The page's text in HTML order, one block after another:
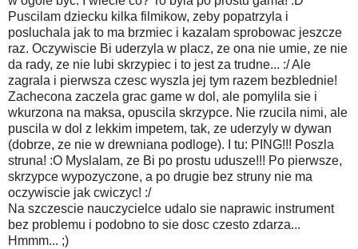
Puscilam dziecku kilka filmikow, zeby popatrzyla i
posluchala jak to ma brzmiec i kazalam sprobowac jeszcze
raz. Oczywiscie Bi uderzyla w placz, ze ona nie umie, ze nie
da rady, ze nie lubi skrzypiec i to jest za trudne... :/ Ale
zagrala i pierwsza czesc wyszla jej tym razem bezblednie!
Zachecona zaczela grac game w dol, ale pomylila sie i
wkurzona na maksa, opuscila skrzypce. Nie rzucila nimi, ale
puscila w dol z lekkim impetem, tak, ze uderzyly w dywan
(dobrze, ze nie w drewniana podloge). I tu: PING!!! Poszla
struna! :O Myslalam, ze Bi po prostu udusze!!! Po pierwsze,
skrzypce wypozyczone, a po drugie bez struny nie ma
oczywiscie jak cwiczyc! :/
Na szczescie nauczycielce udalo sie naprawic instrument
bez problemu i podobno to sie dosc czesto zdarza...
Hmmm... ;)